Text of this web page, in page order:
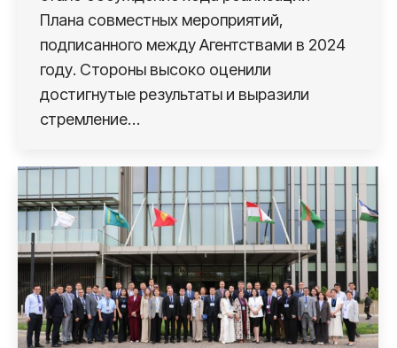
Плана совместных мероприятий,
подписанного между Агентствами в 2024
году. Стороны высоко оценили
достигнутые результаты и выразили
стремление…